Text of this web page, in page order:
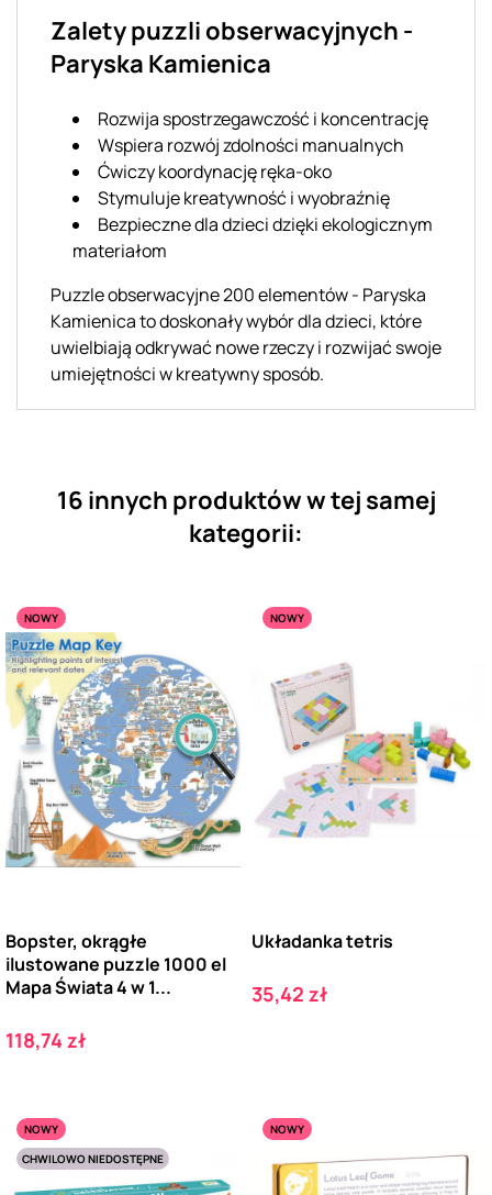
Zalety puzzli obserwacyjnych -
Paryska Kamienica
Rozwija spostrzegawczość i koncentrację
Wspiera rozwój zdolności manualnych
Ćwiczy koordynację ręka-oko
Stymuluje kreatywność i wyobraźnię
Bezpieczne dla dzieci dzięki ekologicznym
materiałom
Puzzle obserwacyjne 200 elementów - Paryska
Kamienica to doskonały wybór dla dzieci, które
uwielbiają odkrywać nowe rzeczy i rozwijać swoje
umiejętności w kreatywny sposób.
16 innych produktów w tej samej
kategorii:
NOWY
Bopster, okrągłe
ilustowane puzzle 1000 el
Mapa Świata 4 w 1...
Cena
118,74 zł
NOWY
Układanka tetris
Cena
35,42 zł
NOWY
CHWILOWO NIEDOSTĘPNE
NOWY